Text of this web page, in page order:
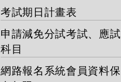
考試期日計畫表
申請減免分試考試、應試
科目
網路報名系統會員資料保